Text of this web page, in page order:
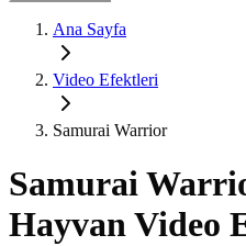
Ana Sayfa
Video Efektleri
Samurai Warrior
Samurai
Hayvan Video